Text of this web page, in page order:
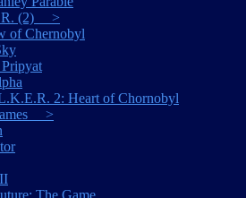
(2) >
of Chernobyl
2: Heart of Chornobyl
>